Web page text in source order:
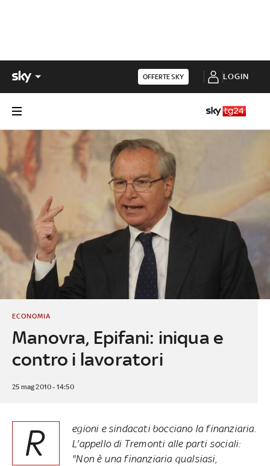
OFFERTE SKY LOGIN
Manovra, Epifani: iniqua e
contro i lavoratori
ECONOMIA
25 mag 2010 - 14:50
R
egioni e sindacati bocciano la finanziaria.
L'appello di Tremonti alle parti sociali:
"Non è una finanziaria qualsiasi,